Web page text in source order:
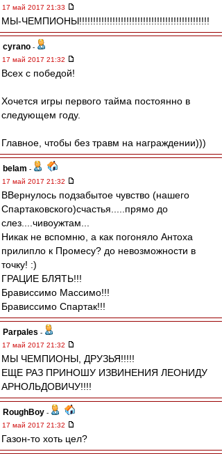
17 май 2017 21:33
МЫ-ЧЕМПИОНЫ!!!!!!!!!!!!!!!!!!!!!!!!!!!!!!!!!!!!!!!!!!!!!!!
cyrano -
17 май 2017 21:32
Всех с победой!
Хочется игры первого тайма постоянно в
следующем году.
Главное, чтобы без травм на награждении)))
belam -
17 май 2017 21:32
ВВернулось подзабытое чувство (нашего
Спартаковского)счастья.....прямо до
слез....чивоужтам...
Никак не вспомню, а как погоняло Антоха
прилипло к Промесу? до невозможности в
точку! :)
ГРАЦИЕ БЛЯТЬ!!!
Брависсимо Массимо!!!
Брависсимо Спартак!!!
Parpales -
17 май 2017 21:32
МЫ ЧЕМПИОНЫ, ДРУЗЬЯ!!!!!
ЕЩЕ РАЗ ПРИНОШУ ИЗВИНЕНИЯ ЛЕОНИДУ
АРНОЛЬДОВИЧУ!!!!
RoughBoy -
17 май 2017 21:32
Газон-то хоть цел?